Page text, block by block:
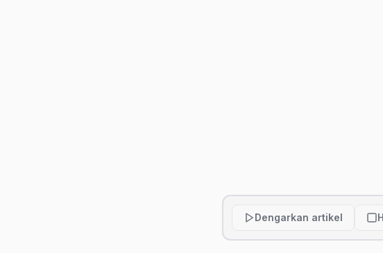
Dengarkan artikel